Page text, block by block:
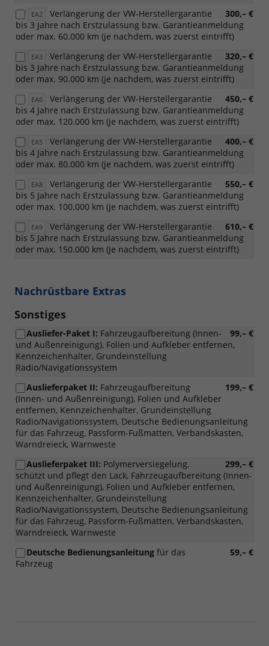
EA2 300,– €
Verlängerung der VW-Herstellergarantie
bis 3 Jahre nach Erstzulassung bzw. Garantieanmeldung
oder max. 60.000 km (je nachdem, was zuerst eintrifft)
EA3 320,– €
Verlängerung der VW-Herstellergarantie
bis 3 Jahre nach Erstzulassung bzw. Garantieanmeldung
oder max. 90.000 km (je nachdem, was zuerst eintrifft)
EA6 450,– €
Verlängerung der VW-Herstellergarantie
bis 4 Jahre nach Erstzulassung bzw. Garantieanmeldung
oder max. 120.000 km (je nachdem, was zuerst eintrifft)
EA5 400,– €
Verlängerung der VW-Herstellergarantie
bis 4 Jahre nach Erstzulassung bzw. Garantieanmeldung
oder max. 80.000 km (je nachdem, was zuerst eintrifft)
EA8 550,– €
Verlängerung der VW-Herstellergarantie
bis 5 Jahre nach Erstzulassung bzw. Garantieanmeldung
oder max. 100.000 km (je nachdem, was zuerst eintrifft)
EA9 610,– €
Verlängerung der VW-Herstellergarantie
bis 5 Jahre nach Erstzulassung bzw. Garantieanmeldung
oder max. 150.000 km (je nachdem, was zuerst eintrifft)
Nachrüstbare Extras
Sonstiges
99,– €
Ausliefer-Paket I: Fahrzeugaufbereitung (Innen-
und Außenreinigung), Folien und Aufkleber entfernen,
Kennzeichenhalter, Grundeinstellung
Radio/Navigationssystem
199,– €
Auslieferpaket II: Fahrzeugaufbereitung
(Innen- und Außenreinigung), Folien und Aufkleber
entfernen, Kennzeichenhalter, Grundeinstellung
Radio/Navigationssystem, Deutsche Bedienungsanleitung
für das Fahrzeug, Passform-Fußmatten, Verbandskasten,
Warndreieck, Warnweste
299,– €
Auslieferpaket III: Polymerversiegelung,
schützt und pflegt den Lack, Fahrzeugaufbereitung (Innen-
und Außenreinigung), Folien und Aufkleber entfernen,
Kennzeichenhalter, Grundeinstellung
Radio/Navigationssystem, Deutsche Bedienungsanleitung
für das Fahrzeug, Passform-Fußmatten, Verbandskasten,
Warndreieck, Warnweste
59,– €
Deutsche Bedienungsanleitung für das
Fahrzeug